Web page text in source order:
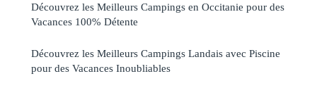
Découvrez les Meilleurs Campings en Occitanie pour des
Vacances 100% Détente
Découvrez les Meilleurs Campings Landais avec Piscine
pour des Vacances Inoubliables